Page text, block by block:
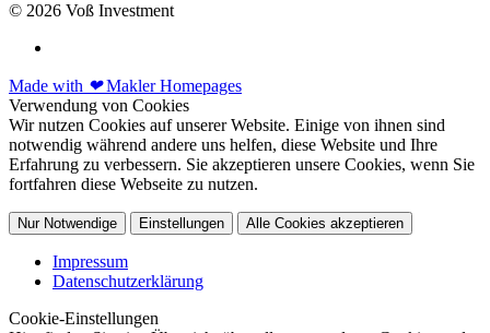
© 2026 Voß Investment
Made with ❤Makler Homepages
Verwendung von Cookies
Wir nutzen Cookies auf unserer Website. Einige von ihnen sind
notwendig während andere uns helfen, diese Website und Ihre
Erfahrung zu verbessern. Sie akzeptieren unsere Cookies, wenn Sie
fortfahren diese Webseite zu nutzen.
Nur Notwendige Einstellungen Alle Cookies akzeptieren
Impressum
Datenschutzerklärung
Cookie-Einstellungen